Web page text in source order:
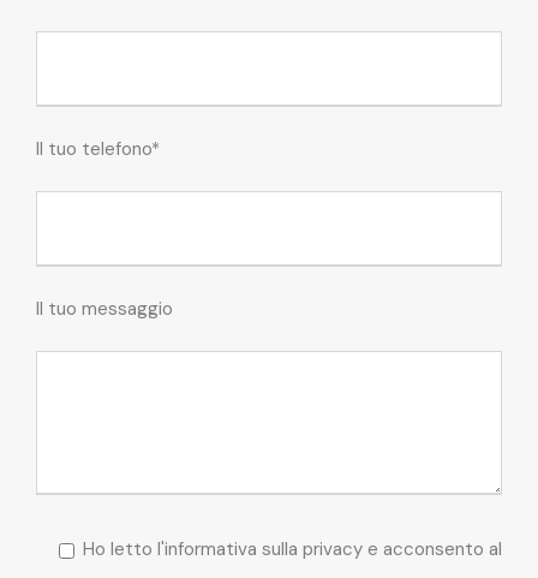
Il tuo telefono*
Il tuo messaggio
Ho letto l'informativa sulla privacy e acconsento al